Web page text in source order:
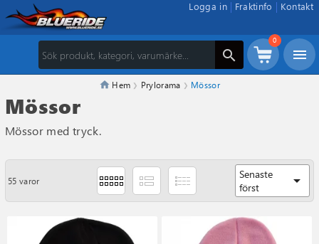
Kontakt
Fraktinfo
Logga in
search
0
menu
Hem Prylorama Mössor
Mössor
Mössor med tryck.
55 varor
Senaste
först
arrow_drop_down